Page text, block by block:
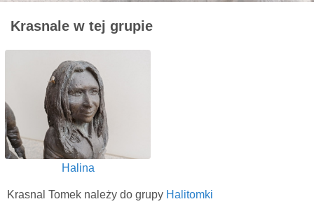
Krasnale w tej grupie
Halina
Krasnal Tomek należy do grupy Halitomki